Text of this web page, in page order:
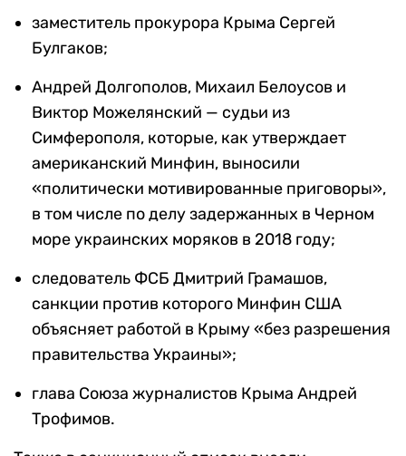
заместитель прокурора Крыма Сергей
Булгаков;
Андрей Долгополов, Михаил Белоусов и
Виктор Можелянский — судьи из
Симферополя, которые, как утверждает
американский Минфин, выносили
«политически мотивированные приговоры»,
в том числе по делу задержанных в Черном
море украинских моряков в 2018 году;
следователь ФСБ Дмитрий Грамашов,
санкции против которого Минфин США
объясняет работой в Крыму «без разрешения
правительства Украины»;
глава Союза журналистов Крыма Андрей
Трофимов.